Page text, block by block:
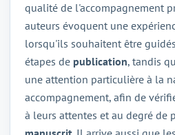
qualité de l'accompagnement
auteurs évoquent une
lorsqu'ils souhaitent être
étapes de publication, tandis
une attention particulière à la
accompagnement, afin de
à leurs attentes et au degré de